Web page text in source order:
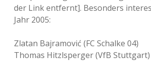
der Link entfernt]. Besonders
Jahr 2005:
Zlatan Bajramović (FC Schalke 04)
Thomas Hitzlsperger (VfB Stuttgart)